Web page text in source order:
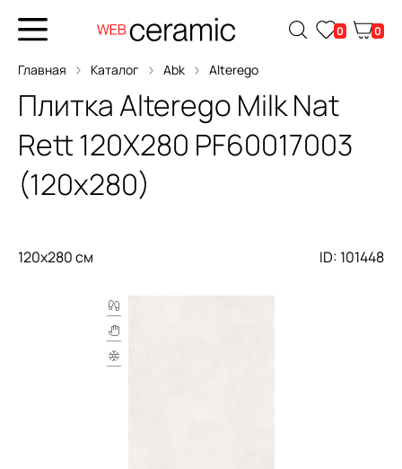
0 0
Главная Каталог Abk Alterego
ПлиткаAlterego Milk Nat
Rett 120X280 PF60017003
(120x280)
120x280 см ID: 101448